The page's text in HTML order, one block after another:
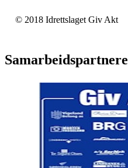
© 2018 Idrettslaget Giv Akt
Samarbeidspartnere